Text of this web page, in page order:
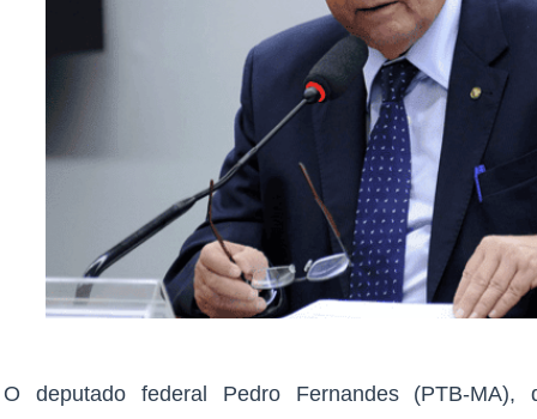
O deputado federal Pedro Fernandes (PTB-